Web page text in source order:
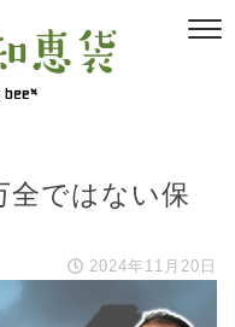
全ではない保
2024年11月20日